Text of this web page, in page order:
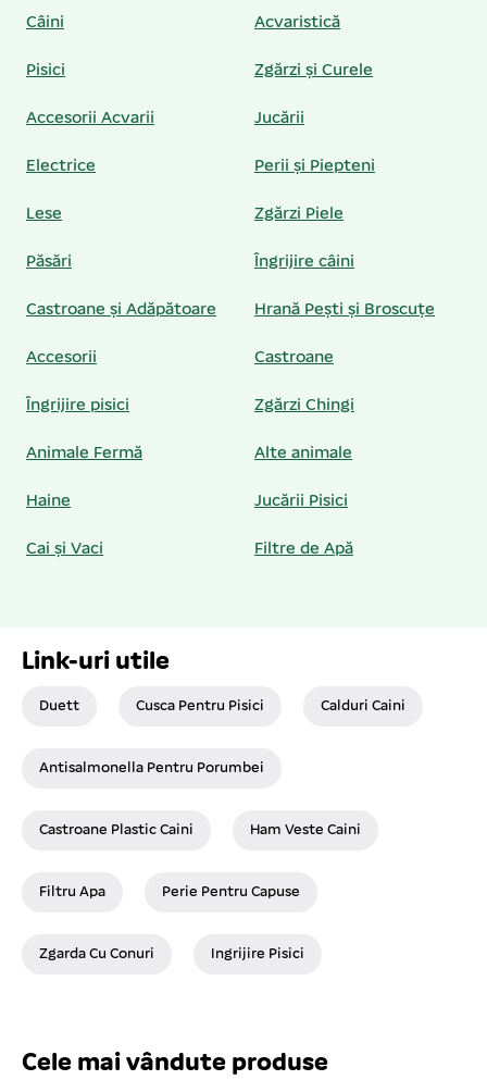
Câini Acvaristică
Pisici Zgărzi și Curele
Accesorii Acvarii Jucării
Electrice Perii și Piepteni
Lese Zgărzi Piele
Păsări Îngrijire câini
Castroane și Adăpătoare Hrană Pești și Broscuțe
Accesorii Castroane
Îngrijire pisici Zgărzi Chingi
Animale Fermă Alte animale
Haine Jucării Pisici
Cai și Vaci Filtre de Apă
Link-uri utile
Duett Cusca Pentru Pisici Calduri Caini
Antisalmonella Pentru Porumbei
Castroane Plastic Caini Ham Veste Caini
Filtru Apa Perie Pentru Capuse
Zgarda Cu Conuri Ingrijire Pisici
Cele mai vândute produse